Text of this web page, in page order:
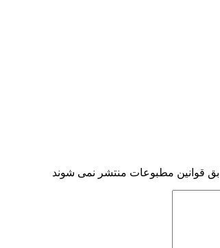
قوانين مطبوعات منتشر نمی شوند